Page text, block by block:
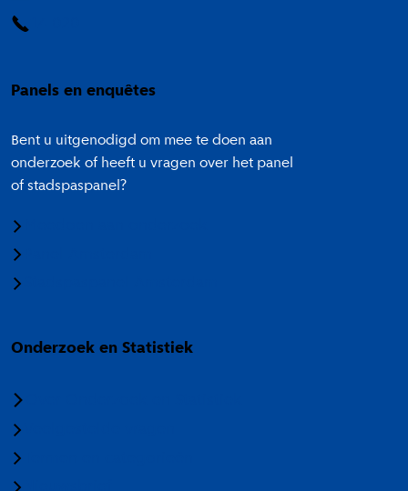
Panels en enquêtes
Bent u uitgenodigd om mee te doen aan
onderzoek of heeft u vragen over het panel
of stadspaspanel?
Onderzoek en Statistiek